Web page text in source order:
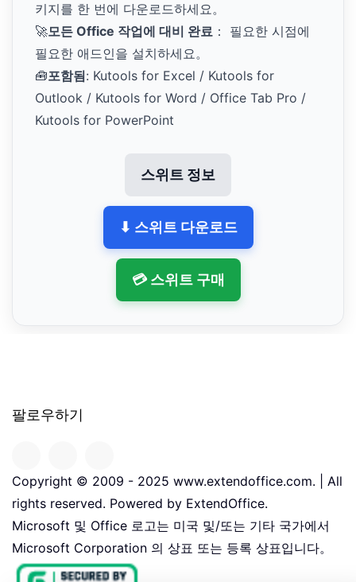
키지를 한 번에 다운로드하세요。
🚀모든 Office 작업에 대비 완료 ： 필요한 시점에
필요한 애드인을 설치하세요。
🧰포함됨: Kutools for Excel / Kutools for
Outlook / Kutools for Word / Office Tab Pro /
Kutools for PowerPoint
스위트 정보
⬇ 스위트 다운로드
💳 스위트 구매
팔로우하기
Copyright © 2009 - 2025 www.extendoffice.com. | All
rights reserved. Powered by ExtendOffice.
Microsoft 및 Office 로고는 미국 및/또는 기타 국가에서
Microsoft Corporation 의 상표 또는 등록 상표입니다。